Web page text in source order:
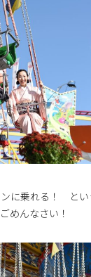
に乗れる！ と
めんなさい！